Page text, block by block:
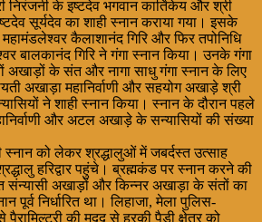
निरंजनी के इष्टदेव भगवान कार्तिकेय और श्री
सूर्यदेव का शाही स्नान कराया गया। इसके
कैलाशानंद गिरि और फिर तपोनिधि
बालकानंद गिरि ने गंगा स्नान किया। उनके गंगा
अखाड़ों के संत और नागा साधु गंगा स्नान के लिए
अखाड़ा महानिर्वाणी और सहयोग अखाड़े श्री
ने शाही स्नान किया। स्नान के दौरान पहले
और अटल अखाड़े के सन्यासियों की संख्या
स्नान को लेकर श्रद्धालुओं में जबर्दस्त उत्साह
हरिद्वार पहुंचे। ब्रह्मकंड पर स्नान करने की
संन्यासी अखाड़ों और किन्नर अखाड़ा के संतों का
पूर्व निर्धारित था। लिहाजा, मेला पुलिस-
की मदद से हरकी पैड़ी क्षेत्र को